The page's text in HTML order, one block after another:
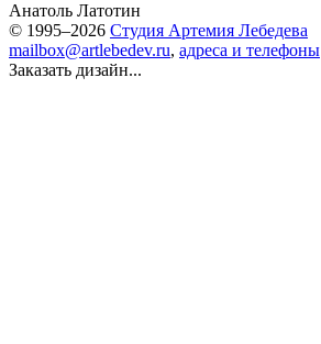
Анатоль Латотин
© 1995–2026 Студия Артемия Лебедева
mailbox@artlebedev.ru, адреса и телефоны
Заказать дизайн...